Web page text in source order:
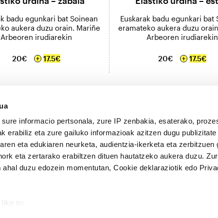
sure informacio pertsonala, zure IP zenbakia, esaterako,
erabiliz eta zure gailuko informazioak azitzen dugu publizitate
eta edukiaren neurketa, audientzia-ikerketa eta zerbitzuen
eta zertarako erabiltzen dituen hautatzeko aukera duzu.
duzu edozein momentutan, Cookie deklaraziotik edo
to:
badu egunkari bat Soinean
aukera duzu orain. Mariñe
Arbeoren irudiarekin
20€ 17.5€
Euskarak badu egunkari bat
eramateko aukera duzu
Arbeoren irudiarekin
20€ 17.5€
KORPORATIBOAK
Telegram